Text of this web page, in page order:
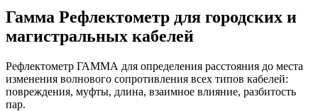
Гамма Рефлектометр для городских и
магистральных кабелей
Рефлектометр ГАММА для определения расстояния до места
изменения волнового сопротивления всех типов кабелей:
повреждения, муфты, длина, взаимное влияние, разбитость
пар.